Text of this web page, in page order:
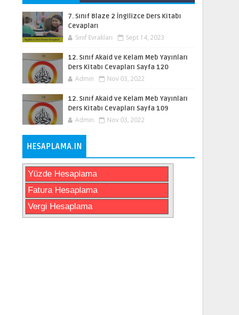
7. Sınıf Blaze 2 İngilizce Ders Kitabı
Cevapları
Sınıf Evrakları Sept 14, 2023
12. Sınıf Akaid ve Kelam Meb Yayınları
Ders Kitabı Cevapları Sayfa 120
Admin Nov 03, 2022
12. Sınıf Akaid ve Kelam Meb Yayınları
Ders Kitabı Cevapları Sayfa 109
Admin Nov 03, 2022
HESAPLAMA.IN
Yüzde Hesaplama
Fatura Hesaplama
Vergi Hesaplama